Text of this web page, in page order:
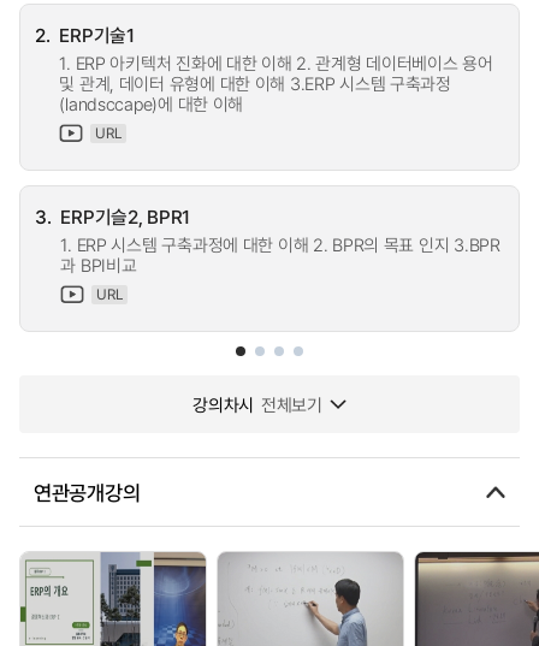
2. ERP기술1
1. ERP 아키텍처 진화에 대한 이해 2. 관계형 데이터베이스 용어
및 관계, 데이터 유형에 대한 이해 3.ERP 시스템 구축과정
(landsccape)에 대한 이해
URL
3. ERP기슬2, BPR1
1. ERP 시스템 구축과정에 대한 이해 2. BPR의 목표 인지 3.BPR
과 BPI비교
URL
강의차시 전체보기
연관공개강의